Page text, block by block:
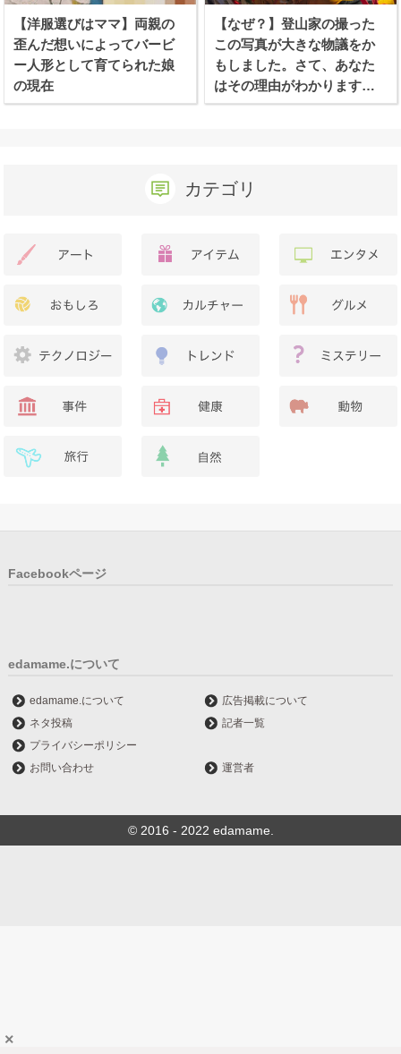
【洋服選びはママ】両親の
歪んだ想いによってバービ
ー人形として育てられた娘
の現在
【なぜ？】登山家の撮った
この写真が大きな物議をか
もしました。さて、あなた
はその理由がわかります
か？
カテゴリ
Facebookページ
edamame.について
edamame.について
広告掲載について
ネタ投稿
記者一覧
プライバシーポリシー
お問い合わせ
運営者
© 2016 - 2022 edamame.
×